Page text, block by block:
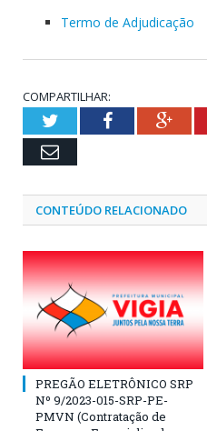
Termo de Adjudicação
COMPARTILHAR:
TwitterFacebook
Email
CONTEÚDO RELACIONADO
PREGÃO ELETRÔNICO SRP
Nº 9/2023-015-SRP-PE-
PMVN (Contratação de